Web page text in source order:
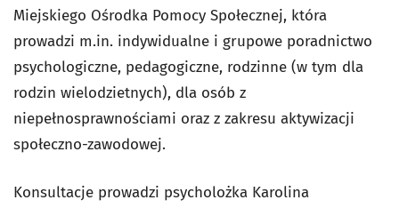
Miejskiego Ośrodka Pomocy Społecznej, która
prowadzi m.in. indywidualne i grupowe poradnictwo
psychologiczne, pedagogiczne, rodzinne (w tym dla
rodzin wielodzietnych), dla osób z
niepełnosprawnościami oraz z zakresu aktywizacji
społeczno-zawodowej.
Konsultacje prowadzi psycholożka Karolina